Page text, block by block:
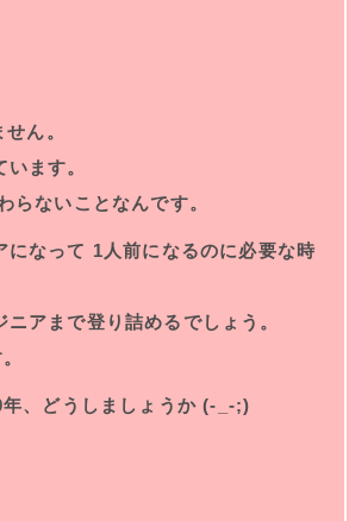
ん。
ます。
らないことなんです。
なって 1人前になるのに必要な時
アまで登り詰めるでしょう。
年、どうしましょうか (-_-;)